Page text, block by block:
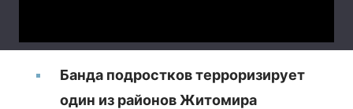
Банда подростков терроризирует
один из районов Житомира